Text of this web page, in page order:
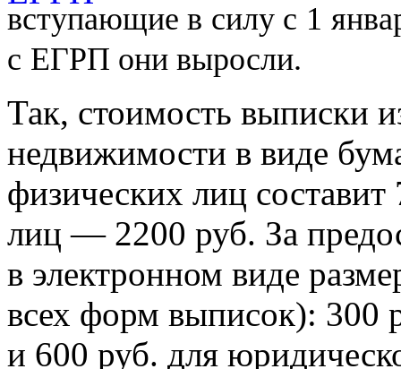
вступающие в силу с 1
с ЕГРП они выросли.
Так, стоимость выписки
недвижимости в виде
физических лиц
лиц — 2200 руб. За
в электронном виде
всех форм выписок): 300
и 600 руб. для